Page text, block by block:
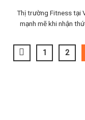
Thị trường Fitness tại
mạnh mẽ khi nhận
1 2